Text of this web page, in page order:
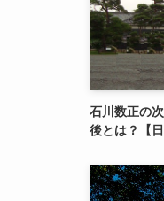
石川数正の
後とは？【